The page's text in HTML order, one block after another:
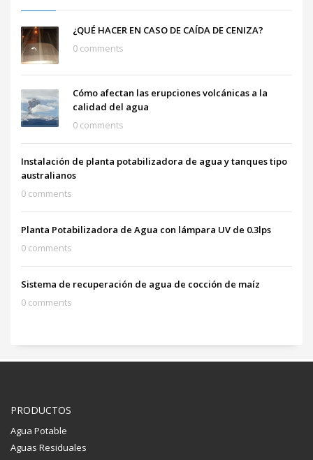
¿QUÉ HACER EN CASO DE CAÍDA DE CENIZA?
0 comments
Cómo afectan las erupciones volcánicas a la
calidad del agua
0 comments
Instalación de planta potabilizadora de agua y tanques tipo
australianos
0 comments
Planta Potabilizadora de Agua con lámpara UV de 0.3lps
0 comments
Sistema de recuperación de agua de cocción de maíz
0 comments
PRODUCTOS
Agua Potable
Aguas Residuales